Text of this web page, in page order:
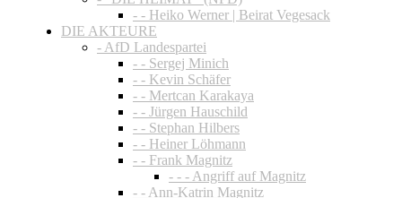
- - Heiko Werner | Beirat Vegesack
DIE AKTEURE
- AfD Landespartei
- - Sergej Minich
- - Kevin Schäfer
- - Mertcan Karakaya
- - Jürgen Hauschild
- - Stephan Hilbers
- - Heiner Löhmann
- - Frank Magnitz
- - - Angriff auf Magnitz
- - Ann-Katrin Magnitz